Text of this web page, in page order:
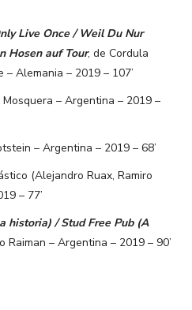
Live Once / Weil Du Nur
Hosen auf Tour, de Cordula
Alemania – 2019 – 107’
– Argentina – 2019 –
– Argentina – 2019 – 68’
(Alejandro Ruax, Ramiro
– 77’
historia) / Stud Free Pub (A
Raiman – Argentina – 2019 – 90’